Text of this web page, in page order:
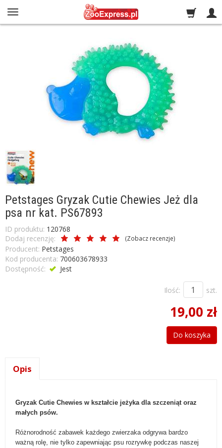
Petstages Gryzak Cutie Chewies Jeż dla
psa nr kat. PS67893
ID produktu: 120768
Dodaj recenzję:
(Zobacz recenzje)
Producent: Petstages
Kod producenta: 700603678933
Dostępność:
Jest
Ilość: szt.
19,00 zł
Do koszyka
Opis
Gryzak Cutie Chewies w kształcie jeżyka dla szczeniąt oraz
małych psów.
Różnorodność zabawek każdego zwierzaka odgrywa bardzo
ważną rolę, nie tylko zapewniając psu rozrywkę podczas naszej